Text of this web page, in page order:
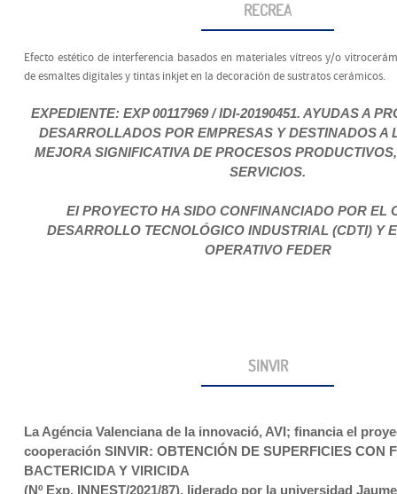
RECREA
Efecto estético de interferencia basados en materiales vítreos y/o
de esmaltes digitales y tintas inkjet en la decoración de sustratos cerámicos.
EXPEDIENTE: EXP 00117969 / IDI-20190451. AYUDAS A
DESARROLLADOS POR EMPRESAS Y DESTINADOS A
MEJORA SIGNIFICATIVA DE PROCESOS
SERVICIOS.
El PROYECTO HA SIDO CONFINANCIADO POR EL
DESARROLLO TECNOLÓGICO INDUSTRIAL (CDTI) Y
OPERATIVO FEDER
SINVIR
La Agéncia Valenciana de la innovació, AVI; financia el
cooperación SINVIR: OBTENCIÓN DE SUPERFICIES CON
BACTERICIDA Y VIRICIDA
(Nº Exp. INNEST/2021/87), liderado por la universidad